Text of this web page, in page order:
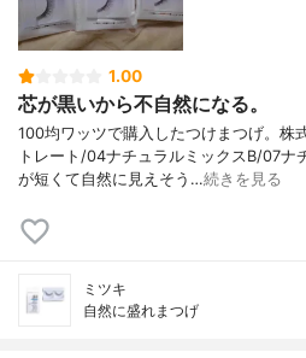
1.00
芯が黒いから不自然になる。
100均ワッツで購入したつけまつげ。株
トレート/04ナチュラルミックスB/07ナ
が短くて自然に見えそう…続きを見る
ミツキ
自然に盛れまつげ